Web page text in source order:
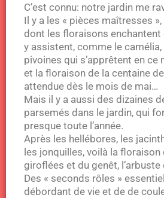
C’est connu: notre jardin me
Il y a les « pièces maîtresses
dont les floraisons enchantent
y assistent, comme le camélia,
pivoines qui s’apprêtent en ce
et la floraison de la centaine
attendue dès le mois de mai…
Mais il y a aussi des dizaines
parsemés dans le jardin, qui
presque toute l’année.
Après les hellébores, les
les jonquilles, voilà la floraison
giroflées et du genêt, l’arbuste
Des « seconds rôles »
débordant de vie et de de